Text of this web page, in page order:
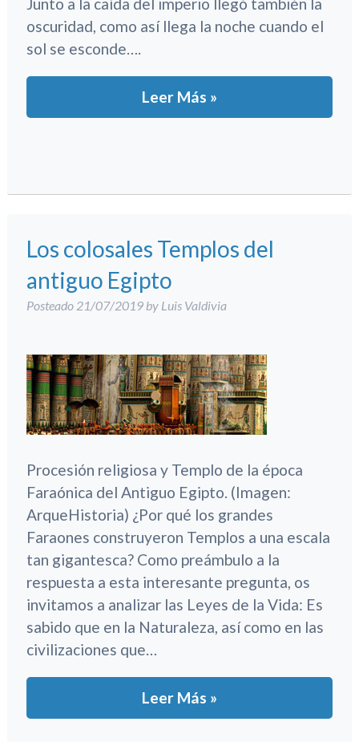
Junto a la caída del imperio llegó también la
oscuridad, como así llega la noche cuando el
sol se esconde….
Leer Más »
Los colosales Templos del
antiguo Egipto
Posteado 21/07/2019 by Luis Valdivia
Procesión religiosa y Templo de la época
Faraónica del Antiguo Egipto. (Imagen:
ArqueHistoria) ¿Por qué los grandes
Faraones construyeron Templos a una escala
tan gigantesca? Como preámbulo a la
respuesta a esta interesante pregunta, os
invitamos a analizar las Leyes de la Vida: Es
sabido que en la Naturaleza, así como en las
civilizaciones que…
Leer Más »